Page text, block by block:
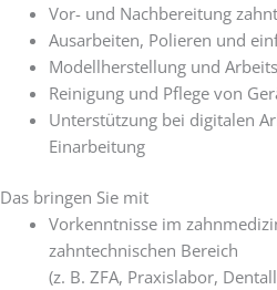
Vor- und Nachbereitung
Ausarbeiten, Polieren und
Modellherstellung und
Reinigung und Pflege von
Unterstützung bei digitalen
Einarbeitung
Das bringen Sie mit
Vorkenntnisse im
zahntechnischen Bereich
(z. B. ZFA, Praxislabor,